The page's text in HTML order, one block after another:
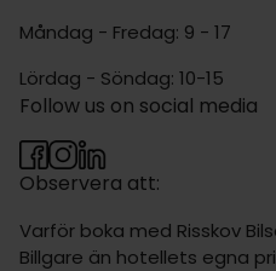
Måndag - Fredag: 9 - 17
Lördag - Söndag: 10-15
Observera att:
Varför boka med Risskov
Billgare än hotellets egna
Follow us on social media